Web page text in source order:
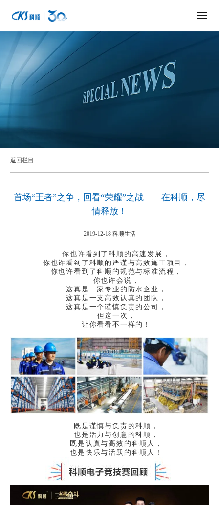
返回栏目
首场“王者”之争，回看“荣耀”之战——在科顺，尽
情释放！
2019-12-18 科顺生活
你也许看到了科顺的高速发展，
你也许看到了科顺的严谨与高效施工项目，
你也许看到了科顺的规范与标准流程，
你也许会说，
这真是一家专业的防水企业，
这真是一支高效认真的团队，
这真是一个谨慎负责的公司，
但这一次，
让你看看不一样的！
既是谨慎与负责的科顺，
也是活力与创意的科顺，
既是认真与高效的科顺人，
也是快乐与活跃的科顺人！